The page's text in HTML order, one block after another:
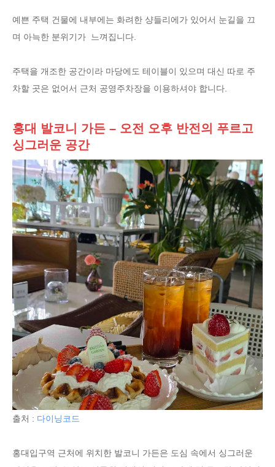
예쁜 주택 건물에 내부에는 화려한 샹들리에가 있어서 눈길을 끄
며 아늑한 분위기가 느껴집니다.
주택을 개조한 공간이라 마당에도 테이블이 있으며 대신 따로 주
차할 곳은 없어서 근처 공영주차장을 이용하셔야 합니다.
홍대 발코니 가든 – 오전 오후 반전의 푸르고
싱그러운 공간
출처 : 다이닝코드
홍대입구역 근처에 위치한 발코니 가든은 도심 속에서 싱그러운